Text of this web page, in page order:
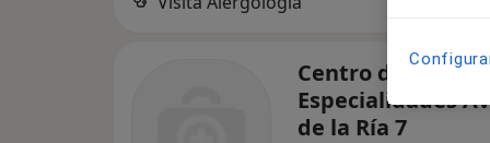
Centro de
Especialidades
de la Ría 7